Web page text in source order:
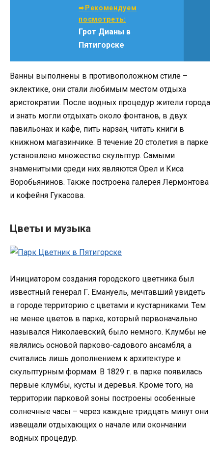
➨Рекомендуем
посмотреть:
Грот Дианы в
Пятигорске
Ванны выполнены в противоположном стиле –
эклектике, они стали любимым местом отдыха
аристократии. После водных процедур жители города
и знать могли отдыхать около фонтанов, в двух
павильонах и кафе, пить нарзан, читать книги в
книжном магазинчике. В течение 20 столетия в парке
установлено множество скульптур. Самыми
знаменитыми среди них являются Орел и Киса
Воробьянинов. Также построена галерея Лермонтова
и кофейня Гукасова.
Цветы и музыка
Инициатором создания городского цветника был
известный генерал Г. Емануель, мечтавший увидеть
в городе территорию с цветами и кустарниками. Тем
не менее цветов в парке, который первоначально
назывался Николаевский, было немного. Клумбы не
являлись основой парково-садового ансамбля, а
считались лишь дополнением к архитектуре и
скульптурным формам. В 1829 г. в парке появилась
первые клумбы, кусты и деревья. Кроме того, на
территории парковой зоны построены особенные
солнечные часы – через каждые тридцать минут они
извещали отдыхающих о начале или окончании
водных процедур.